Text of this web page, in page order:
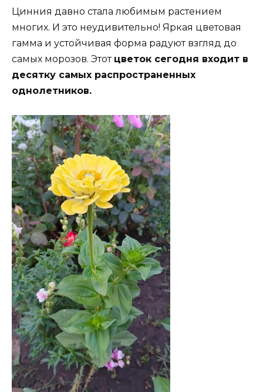
Цинния давно стала любимым растением
многих. И это неудивительно! Яркая цветовая
гамма и устойчивая форма радуют взгляд до
самых морозов. Этот цветок сегодня входит в
десятку самых распространенных
однолетников.